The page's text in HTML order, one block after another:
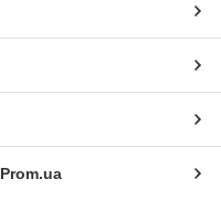
Prom.ua